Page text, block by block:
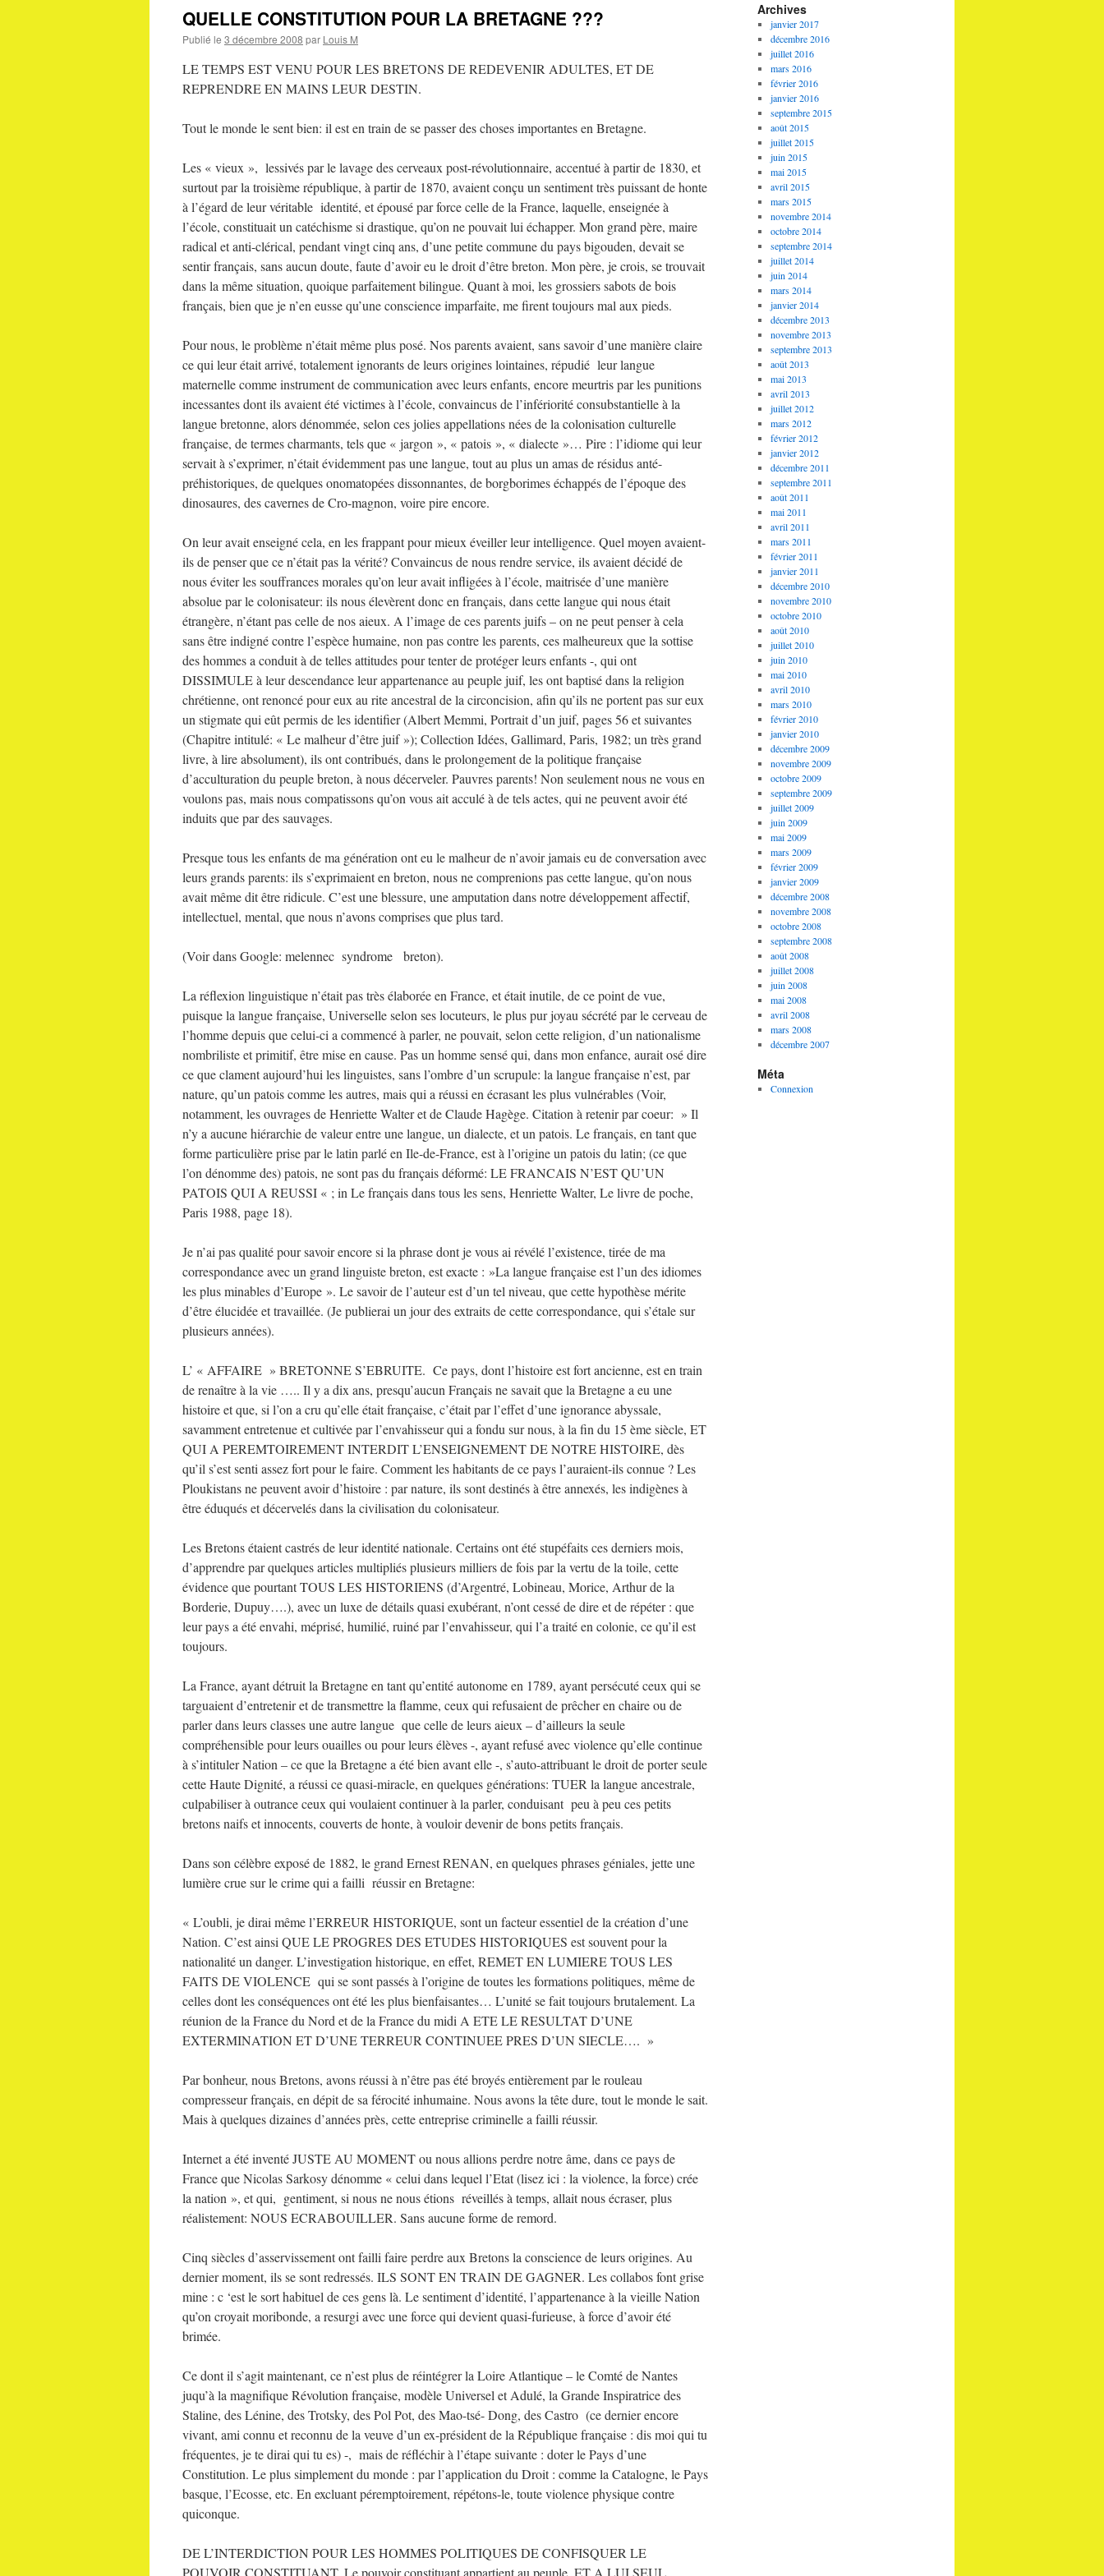
QUELLE CONSTITUTION POUR LA BRETAGNE ???
Publié le 3 décembre 2008 par Louis M
LE TEMPS EST VENU POUR LES BRETONS DE REDEVENIR ADULTES, ET DE
REPRENDRE EN MAINS LEUR DESTIN.
Tout le monde le sent bien: il est en train de se passer des choses importantes en Bretagne.
Les « vieux », lessivés par le lavage des cerveaux post-révolutionnaire, accentué à partir de 1830, et
surtout par la troisième république, à partir de 1870, avaient conçu un sentiment très puissant de honte
à l’égard de leur véritable identité, et épousé par force celle de la France, laquelle, enseignée à
l’école, constituait un catéchisme si drastique, qu’on ne pouvait lui échapper. Mon grand père, maire
radical et anti-clérical, pendant vingt cinq ans, d’une petite commune du pays bigouden, devait se
sentir français, sans aucun doute, faute d’avoir eu le droit d’être breton. Mon père, je crois, se trouvait
dans la même situation, quoique parfaitement bilingue. Quant à moi, les grossiers sabots de bois
français, bien que je n’en eusse qu’une conscience imparfaite, me firent toujours mal aux pieds.
Pour nous, le problème n’était même plus posé. Nos parents avaient, sans savoir d’une manière claire
ce qui leur était arrivé, totalement ignorants de leurs origines lointaines, répudié leur langue
maternelle comme instrument de communication avec leurs enfants, encore meurtris par les punitions
incessantes dont ils avaient été victimes à l’école, convaincus de l’infériorité consubstantielle à la
langue bretonne, alors dénommée, selon ces jolies appellations nées de la colonisation culturelle
française, de termes charmants, tels que « jargon », « patois », « dialecte »… Pire : l’idiome qui leur
servait à s’exprimer, n’était évidemment pas une langue, tout au plus un amas de résidus anté-
préhistoriques, de quelques onomatopées dissonnantes, de borgborimes échappés de l’époque des
dinosaures, des cavernes de Cro-magnon, voire pire encore.
On leur avait enseigné cela, en les frappant pour mieux éveiller leur intelligence. Quel moyen avaient-
ils de penser que ce n’était pas la vérité? Convaincus de nous rendre service, ils avaient décidé de
nous éviter les souffrances morales qu’on leur avait infligées à l’école, maitrisée d’une manière
absolue par le colonisateur: ils nous élevèrent donc en français, dans cette langue qui nous était
étrangère, n’étant pas celle de nos aieux. A l’image de ces parents juifs – on ne peut penser à cela
sans être indigné contre l’espèce humaine, non pas contre les parents, ces malheureux que la sottise
des hommes a conduit à de telles attitudes pour tenter de protéger leurs enfants -, qui ont
DISSIMULE à leur descendance leur appartenance au peuple juif, les ont baptisé dans la religion
chrétienne, ont renoncé pour eux au rite ancestral de la circoncision, afin qu’ils ne portent pas sur eux
un stigmate qui eût permis de les identifier (Albert Memmi, Portrait d’un juif, pages 56 et suivantes
(Chapitre intitulé: « Le malheur d’être juif »); Collection Idées, Gallimard, Paris, 1982; un très grand
livre, à lire absolument), ils ont contribués, dans le prolongement de la politique française
d’acculturation du peuple breton, à nous décerveler. Pauvres parents! Non seulement nous ne vous en
voulons pas, mais nous compatissons qu’on vous ait acculé à de tels actes, qui ne peuvent avoir été
induits que par des sauvages.
Presque tous les enfants de ma génération ont eu le malheur de n’avoir jamais eu de conversation avec
leurs grands parents: ils s’exprimaient en breton, nous ne comprenions pas cette langue, qu’on nous
avait même dit être ridicule. C’est une blessure, une amputation dans notre développement affectif,
intellectuel, mental, que nous n’avons comprises que plus tard.
(Voir dans Google: melennec syndrome breton).
La réflexion linguistique n’était pas très élaborée en France, et était inutile, de ce point de vue,
puisque la langue française, Universelle selon ses locuteurs, le plus pur joyau sécrété par le cerveau de
l’homme depuis que celui-ci a commencé à parler, ne pouvait, selon cette religion, d’un nationalisme
nombriliste et primitif, être mise en cause. Pas un homme sensé qui, dans mon enfance, aurait osé dire
ce que clament aujourd’hui les linguistes, sans l’ombre d’un scrupule: la langue française n’est, par
nature, qu’un patois comme les autres, mais qui a réussi en écrasant les plus vulnérables (Voir,
notamment, les ouvrages de Henriette Walter et de Claude Hagège. Citation à retenir par coeur: » Il
n’y a aucune hiérarchie de valeur entre une langue, un dialecte, et un patois. Le français, en tant que
forme particulière prise par le latin parlé en Ile-de-France, est à l’origine un patois du latin; (ce que
l’on dénomme des) patois, ne sont pas du français déformé: LE FRANCAIS N’EST QU’UN
PATOIS QUI A REUSSI « ; in Le français dans tous les sens, Henriette Walter, Le livre de poche,
Paris 1988, page 18).
Je n’ai pas qualité pour savoir encore si la phrase dont je vous ai révélé l’existence, tirée de ma
correspondance avec un grand linguiste breton, est exacte : »La langue française est l’un des idiomes
les plus minables d’Europe ». Le savoir de l’auteur est d’un tel niveau, que cette hypothèse mérite
d’être élucidée et travaillée. (Je publierai un jour des extraits de cette correspondance, qui s’étale sur
plusieurs années).
L’ « AFFAIRE » BRETONNE S’EBRUITE. Ce pays, dont l’histoire est fort ancienne, est en train
de renaître à la vie ….. Il y a dix ans, presqu’aucun Français ne savait que la Bretagne a eu une
histoire et que, si l’on a cru qu’elle était française, c’était par l’effet d’une ignorance abyssale,
savamment entretenue et cultivée par l’envahisseur qui a fondu sur nous, à la fin du 15 ème siècle, ET
QUI A PEREMTOIREMENT INTERDIT L’ENSEIGNEMENT DE NOTRE HISTOIRE, dès
qu’il s’est senti assez fort pour le faire. Comment les habitants de ce pays l’auraient-ils connue ? Les
Ploukistans ne peuvent avoir d’histoire : par nature, ils sont destinés à être annexés, les indigènes à
être éduqués et décervelés dans la civilisation du colonisateur.
Les Bretons étaient castrés de leur identité nationale. Certains ont été stupéfaits ces derniers mois,
d’apprendre par quelques articles multipliés plusieurs milliers de fois par la vertu de la toile, cette
évidence que pourtant TOUS LES HISTORIENS (d’Argentré, Lobineau, Morice, Arthur de la
Borderie, Dupuy….), avec un luxe de détails quasi exubérant, n’ont cessé de dire et de répéter : que
leur pays a été envahi, méprisé, humilié, ruiné par l’envahisseur, qui l’a traité en colonie, ce qu’il est
toujours.
La France, ayant détruit la Bretagne en tant qu’entité autonome en 1789, ayant persécuté ceux qui se
targuaient d’entretenir et de transmettre la flamme, ceux qui refusaient de prêcher en chaire ou de
parler dans leurs classes une autre langue que celle de leurs aieux – d’ailleurs la seule
compréhensible pour leurs ouailles ou pour leurs élèves -, ayant refusé avec violence qu’elle continue
à s’intituler Nation – ce que la Bretagne a été bien avant elle -, s’auto-attribuant le droit de porter seule
cette Haute Dignité, a réussi ce quasi-miracle, en quelques générations: TUER la langue ancestrale,
culpabiliser à outrance ceux qui voulaient continuer à la parler, conduisant peu à peu ces petits
bretons naifs et innocents, couverts de honte, à vouloir devenir de bons petits français.
Dans son célèbre exposé de 1882, le grand Ernest RENAN, en quelques phrases géniales, jette une
lumière crue sur le crime qui a failli réussir en Bretagne:
« L’oubli, je dirai même l’ERREUR HISTORIQUE, sont un facteur essentiel de la création d’une
Nation. C’est ainsi QUE LE PROGRES DES ETUDES HISTORIQUES est souvent pour la
nationalité un danger. L’investigation historique, en effet, REMET EN LUMIERE TOUS LES
FAITS DE VIOLENCE qui se sont passés à l’origine de toutes les formations politiques, même de
celles dont les conséquences ont été les plus bienfaisantes… L’unité se fait toujours brutalement. La
réunion de la France du Nord et de la France du midi A ETE LE RESULTAT D’UNE
EXTERMINATION ET D’UNE TERREUR CONTINUEE PRES D’UN SIECLE…. »
Par bonheur, nous Bretons, avons réussi à n’être pas été broyés entièrement par le rouleau
compresseur français, en dépit de sa férocité inhumaine. Nous avons la tête dure, tout le monde le sait.
Mais à quelques dizaines d’années près, cette entreprise criminelle a failli réussir.
Internet a été inventé JUSTE AU MOMENT ou nous allions perdre notre âme, dans ce pays de
France que Nicolas Sarkosy dénomme « celui dans lequel l’Etat (lisez ici : la violence, la force) crée
la nation », et qui, gentiment, si nous ne nous étions réveillés à temps, allait nous écraser, plus
réalistement: NOUS ECRABOUILLER. Sans aucune forme de remord.
Cinq siècles d’asservissement ont failli faire perdre aux Bretons la conscience de leurs origines. Au
dernier moment, ils se sont redressés. ILS SONT EN TRAIN DE GAGNER. Les collabos font grise
mine : c ‘est le sort habituel de ces gens là. Le sentiment d’identité, l’appartenance à la vieille Nation
qu’on croyait moribonde, a resurgi avec une force qui devient quasi-furieuse, à force d’avoir été
brimée.
Ce dont il s’agit maintenant, ce n’est plus de réintégrer la Loire Atlantique – le Comté de Nantes
juqu’à la magnifique Révolution française, modèle Universel et Adulé, la Grande Inspiratrice des
Staline, des Lénine, des Trotsky, des Pol Pot, des Mao-tsé- Dong, des Castro (ce dernier encore
vivant, ami connu et reconnu de la veuve d’un ex-président de la République française : dis moi qui tu
fréquentes, je te dirai qui tu es) -, mais de réfléchir à l’étape suivante : doter le Pays d’une
Constitution. Le plus simplement du monde : par l’application du Droit : comme la Catalogne, le Pays
basque, l’Ecosse, etc. En excluant péremptoirement, répétons-le, toute violence physique contre
quiconque.
DE L’INTERDICTION POUR LES HOMMES POLITIQUES DE CONFISQUER LE
POUVOIR CONSTITUANT. Le pouvoir constituant appartient au peuple, ET A LUI SEUL.
Archives
janvier 2017
décembre 2016
juillet 2016
mars 2016
février 2016
janvier 2016
septembre 2015
août 2015
juillet 2015
juin 2015
mai 2015
avril 2015
mars 2015
novembre 2014
octobre 2014
septembre 2014
juillet 2014
juin 2014
mars 2014
janvier 2014
décembre 2013
novembre 2013
septembre 2013
août 2013
mai 2013
avril 2013
juillet 2012
mars 2012
février 2012
janvier 2012
décembre 2011
septembre 2011
août 2011
mai 2011
avril 2011
mars 2011
février 2011
janvier 2011
décembre 2010
novembre 2010
octobre 2010
août 2010
juillet 2010
juin 2010
mai 2010
avril 2010
mars 2010
février 2010
janvier 2010
décembre 2009
novembre 2009
octobre 2009
septembre 2009
juillet 2009
juin 2009
mai 2009
mars 2009
février 2009
janvier 2009
décembre 2008
novembre 2008
octobre 2008
septembre 2008
août 2008
juillet 2008
juin 2008
mai 2008
avril 2008
mars 2008
décembre 2007
Méta
Connexion